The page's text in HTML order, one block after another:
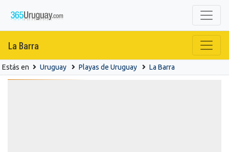
La Barra
Estás en Uruguay Playas de Uruguay La Barra